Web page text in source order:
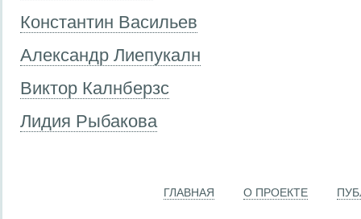
Константин Васильев
Александр Лиепукалн
Виктор Калнберзс
Лидия Рыбакова
ГЛАВНАЯ О ПРОЕКТЕ